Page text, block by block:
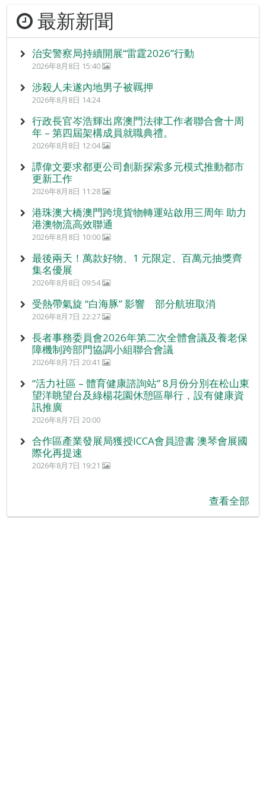
最新新聞
治安警察局持續開展“雷霆2026”行動
2026年8月8日 15:40
涉殺人未遂內地男子被羈押
2026年8月8日 14:24
行政長官岑浩輝出席澳門法律工作者聯合會十周
年 – 第四屆架構成員就職典禮。
2026年8月8日 12:04
譚偉文要求都更公司創新探索多元模式推動都市
更新工作
2026年8月8日 11:28
港珠澳大橋澳門跨境貨物轉運站啟用三周年 助力
港澳物流高效聯通
2026年8月8日 10:00
最後兩天！萬款好物、1 元限定、百萬元抽獎齊
集名優展
2026年8月8日 09:54
受熱帶氣旋 “白海豚” 影響 部分航班取消
2026年8月7日 22:27
長者事務委員會2026年第二次全體會議及養老保
障機制跨部門協調小組聯合會議
2026年8月7日 20:41
“活力社區 – 體育健康諮詢站” 8月份分別在松山東
望洋眺望台及綠楊花園休憩區舉行，設有健康資
訊推廣
2026年8月7日 20:00
合作區產業發展局獲授ICCA會員證書 澳琴會展國
際化再提速
2026年8月7日 19:21
查看全部